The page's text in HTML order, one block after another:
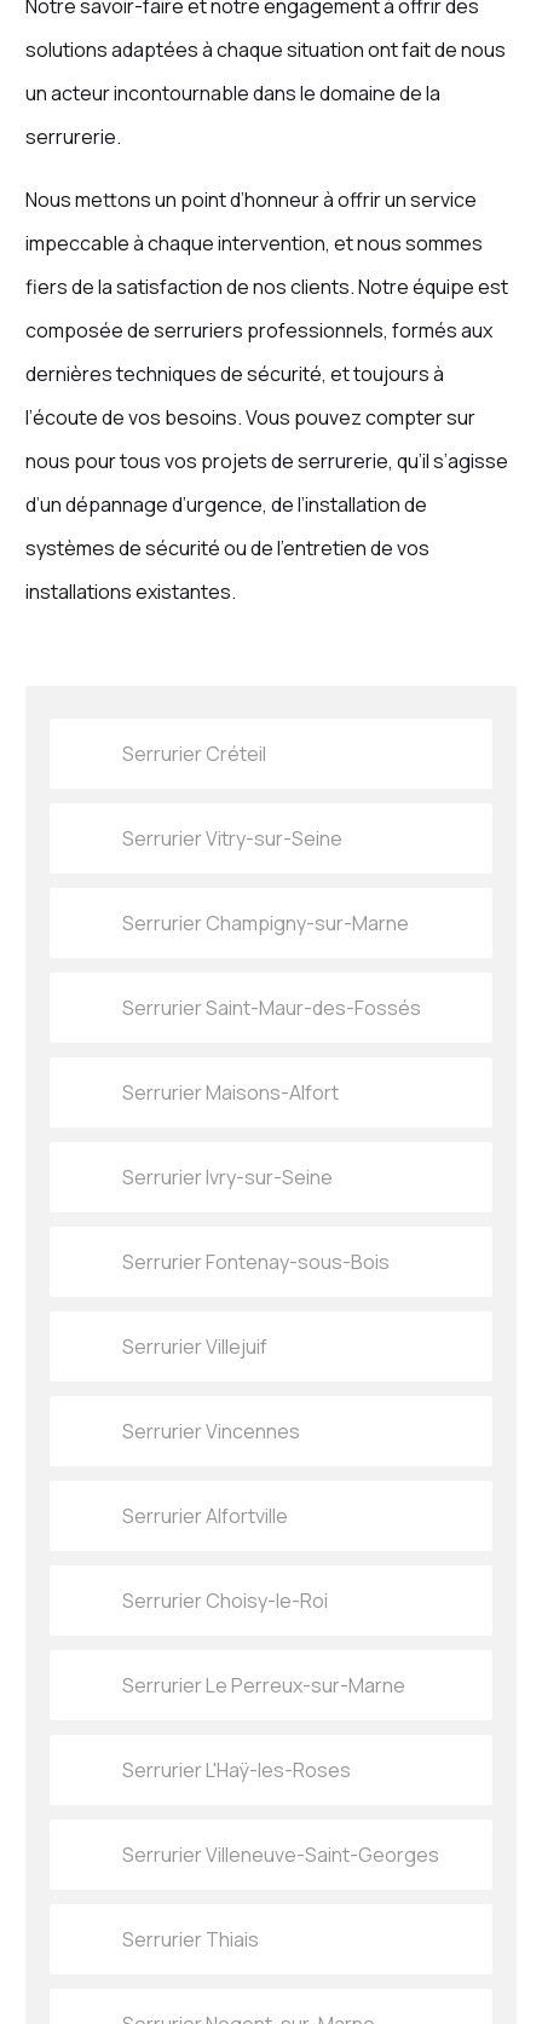
Notre savoir-faire et notre engagement à offrir des
solutions adaptées à chaque situation ont fait de nous
un acteur incontournable dans le domaine de la
serrurerie.
Nous mettons un point d’honneur à offrir un service
impeccable à chaque intervention, et nous sommes
fiers de la satisfaction de nos clients. Notre équipe est
composée de serruriers professionnels, formés aux
dernières techniques de sécurité, et toujours à
l’écoute de vos besoins. Vous pouvez compter sur
nous pour tous vos projets de serrurerie, qu’il s’agisse
d’un dépannage d’urgence, de l’installation de
systèmes de sécurité ou de l’entretien de vos
installations existantes.
Serrurier Créteil
Serrurier Vitry-sur-Seine
Serrurier Champigny-sur-Marne
Serrurier Saint-Maur-des-Fossés
Serrurier Maisons-Alfort
Serrurier Ivry-sur-Seine
Serrurier Fontenay-sous-Bois
Serrurier Villejuif
Serrurier Vincennes
Serrurier Alfortville
Serrurier Choisy-le-Roi
Serrurier Le Perreux-sur-Marne
Serrurier L'Haÿ-les-Roses
Serrurier Villeneuve-Saint-Georges
Serrurier Thiais